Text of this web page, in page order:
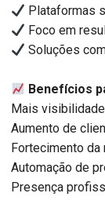
Plataformas
Foco em
Soluções
Benefícios
Mais
Aumento de
Fortecimento da
Automação de
Presença